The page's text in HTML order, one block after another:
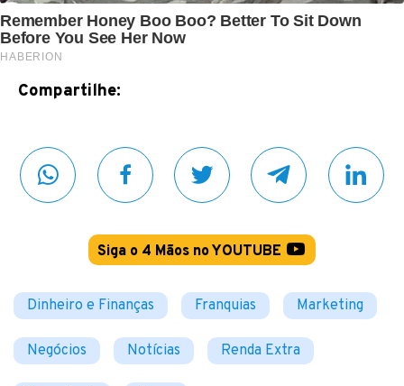
Compartilhe:
Siga o 4 Mãos no YOUTUBE
Dinheiro e Finanças Franquias Marketing
Negócios Notícias Renda Extra